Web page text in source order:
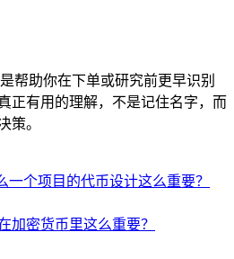
帮助你在下单或研究前更早识别
正有用的理解，不是记住名字，而
策。
一个项目的代币设计这么重要？
加密货币里这么重要？